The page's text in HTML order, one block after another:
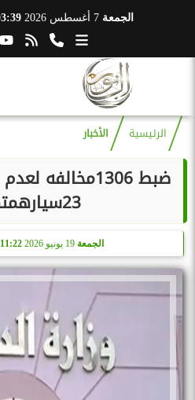
الجمعة 7 أغسطس 2026 03:39
الرئيسية الأخبار
ضبط 1306مخالفه
23سيارهمتهالكه
الجمعة 11:22 صـ